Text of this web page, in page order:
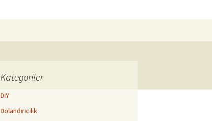
Kategoriler
DIY
Dolandırıcılık